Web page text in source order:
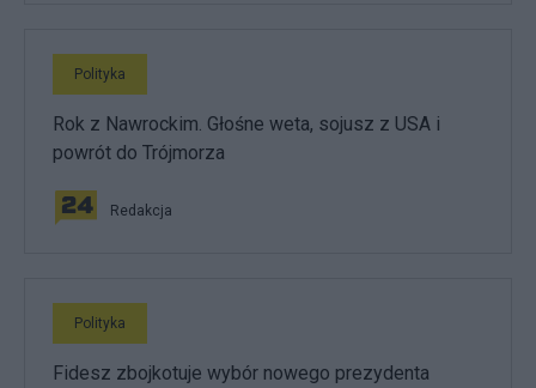
Polityka
Rok z Nawrockim. Głośne weta, sojusz z USA i
powrót do Trójmorza
Redakcja
Polityka
Fidesz zbojkotuje wybór nowego prezydenta